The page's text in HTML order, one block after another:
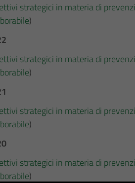
strategici in materia di
)
strategici in materia di
)
strategici in materia di
)
strategici in materia di
)